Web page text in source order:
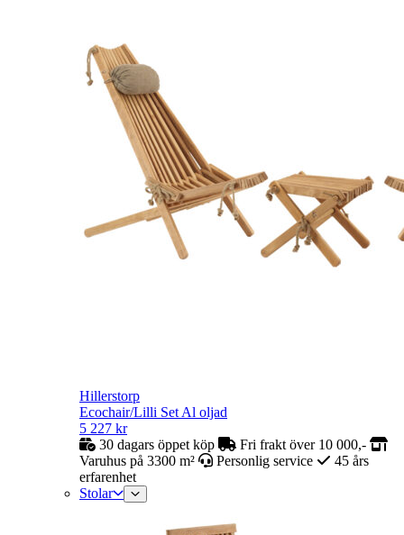
Hillerstorp
Ecochair/Lilli Set Al oljad
5 227 kr
30 dagars öppet köp
Fri frakt över 10 000,-
Varuhus på 3300 m²
Personlig service
45 års
erfarenhet
Stolar